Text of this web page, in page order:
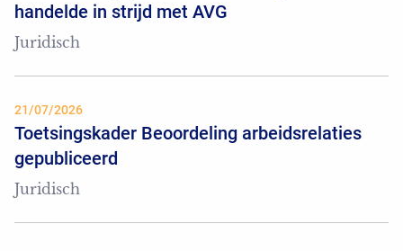
handelde in strijd met AVG
Juridisch
21/07/2026
Toetsingskader Beoordeling arbeidsrelaties
gepubliceerd
Juridisch